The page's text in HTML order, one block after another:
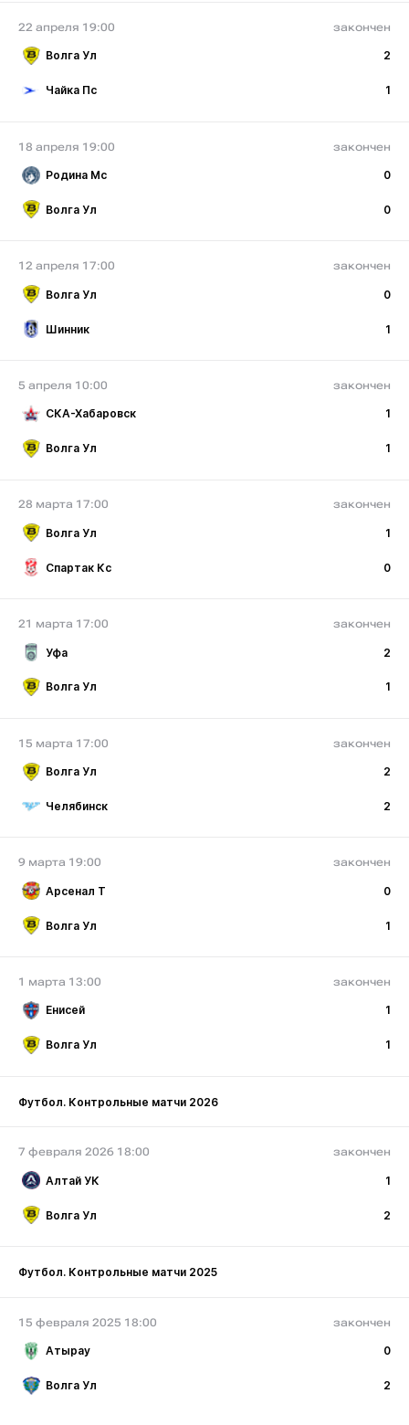
22 апреля 19:00 закончен
Волга Ул 2
Чайка Пс 1
18 апреля 19:00 закончен
Родина Мс 0
Волга Ул 0
12 апреля 17:00 закончен
Волга Ул 0
Шинник 1
5 апреля 10:00 закончен
СКА-Хабаровск 1
Волга Ул 1
28 марта 17:00 закончен
Волга Ул 1
Спартак Кс 0
21 марта 17:00 закончен
Уфа 2
Волга Ул 1
15 марта 17:00 закончен
Волга Ул 2
Челябинск 2
9 марта 19:00 закончен
Арсенал Т 0
Волга Ул 1
1 марта 13:00 закончен
Енисей 1
Волга Ул 1
Футбол. Контрольные матчи 2026
7 февраля 2026 18:00 закончен
Алтай УК 1
Волга Ул 2
Футбол. Контрольные матчи 2025
15 февраля 2025 18:00 закончен
Атырау 0
Волга Ул 2